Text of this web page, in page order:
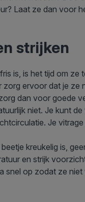
Laat ze dan voor
strijken
is, is het tijd om
zorg ervoor dat je
dan voor goede
niet. Je kunt
Je
kreukelig is,
en strijk
snel op zodat ze niet